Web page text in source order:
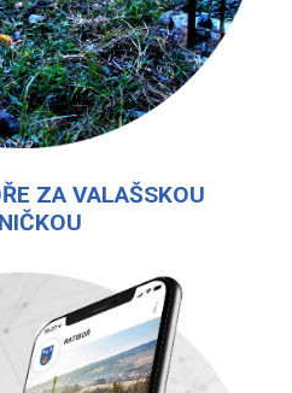
ZA VALAŠSKOU